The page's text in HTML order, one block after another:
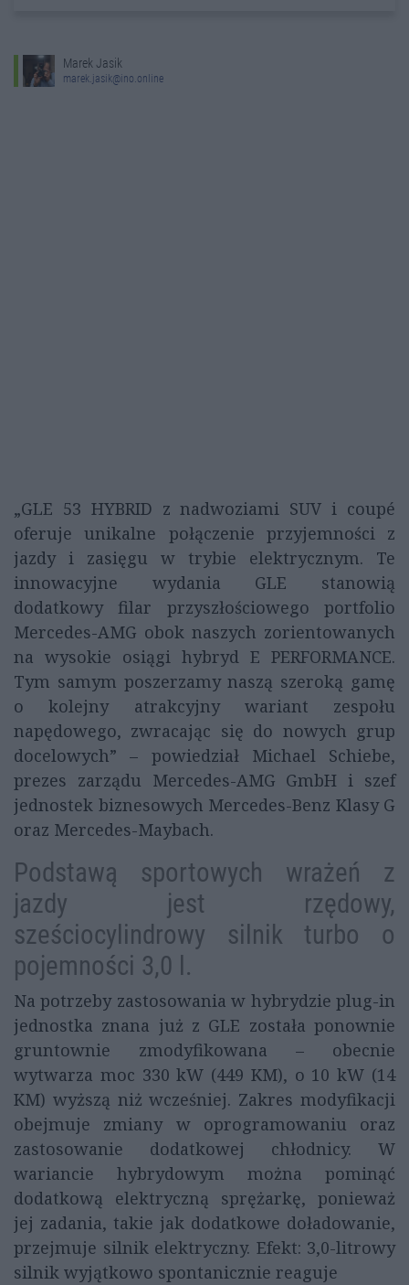
Marek Jasik
marek.jasik@ino.online
„GLE 53 HYBRID z nadwoziami SUV i coupé
oferuje unikalne połączenie przyjemności z
jazdy i zasięgu w trybie elektrycznym. Te
innowacyjne wydania GLE stanowią
dodatkowy filar przyszłościowego portfolio
Mercedes-AMG obok naszych zorientowanych
na wysokie osiągi hybryd E PERFORMANCE.
Tym samym poszerzamy naszą szeroką gamę
o kolejny atrakcyjny wariant zespołu
napędowego, zwracając się do nowych grup
docelowych” – powiedział Michael Schiebe,
prezes zarządu Mercedes-AMG GmbH i szef
jednostek biznesowych Mercedes-Benz Klasy G
oraz Mercedes-Maybach.
Podstawą sportowych wrażeń z
jazdy jest rzędowy,
sześciocylindrowy silnik turbo o
pojemności 3,0 l.
Na potrzeby zastosowania w hybrydzie plug-in
jednostka znana już z GLE została ponownie
gruntownie zmodyfikowana – obecnie
wytwarza moc 330 kW (449 KM), o 10 kW (14
KM) wyższą niż wcześniej. Zakres modyfikacji
obejmuje zmiany w oprogramowaniu oraz
zastosowanie dodatkowej chłodnicy. W
wariancie hybrydowym można pominąć
dodatkową elektryczną sprężarkę, ponieważ
jej zadania, takie jak dodatkowe doładowanie,
przejmuje silnik elektryczny. Efekt: 3,0-litrowy
silnik wyjątkowo spontanicznie reaguje